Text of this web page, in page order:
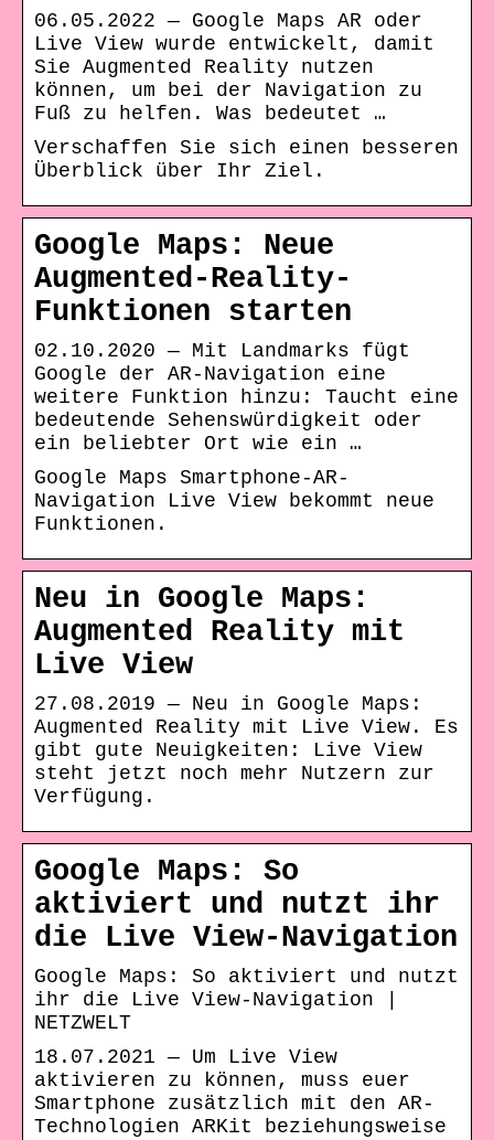
06.05.2022 — Google Maps AR oder
Live View wurde entwickelt, damit
Sie Augmented Reality nutzen
können, um bei der Navigation zu
Fuß zu helfen. Was bedeutet …
Verschaffen Sie sich einen besseren
Überblick über Ihr Ziel.
Google Maps: Neue
Augmented-Reality-
Funktionen starten
02.10.2020 — Mit Landmarks fügt
Google der AR-Navigation eine
weitere Funktion hinzu: Taucht eine
bedeutende Sehenswürdigkeit oder
ein beliebter Ort wie ein …
Google Maps Smartphone-AR-
Navigation Live View bekommt neue
Funktionen.
Neu in Google Maps:
Augmented Reality mit
Live View
27.08.2019 — Neu in Google Maps:
Augmented Reality mit Live View. Es
gibt gute Neuigkeiten: Live View
steht jetzt noch mehr Nutzern zur
Verfügung.
Google Maps: So
aktiviert und nutzt ihr
die Live View-Navigation
Google Maps: So aktiviert und nutzt
ihr die Live View-Navigation |
NETZWELT
18.07.2021 — Um Live View
aktivieren zu können, muss euer
Smartphone zusätzlich mit den AR-
Technologien ARKit beziehungsweise